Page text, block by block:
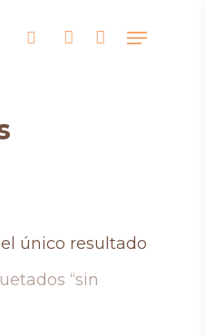
searchaccount
Menu
único resultado
“sin